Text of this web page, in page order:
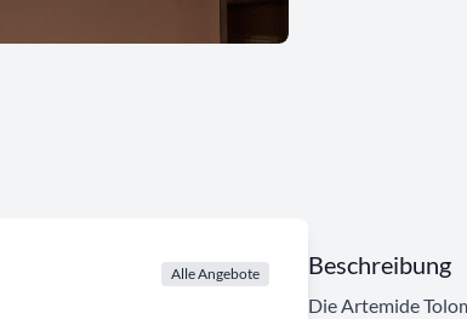
Alle Angebote Beschreibung
Die Artemide